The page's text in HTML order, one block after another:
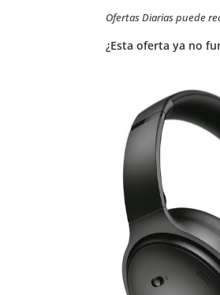
Ofertas Diarias puede
¿Esta oferta ya no